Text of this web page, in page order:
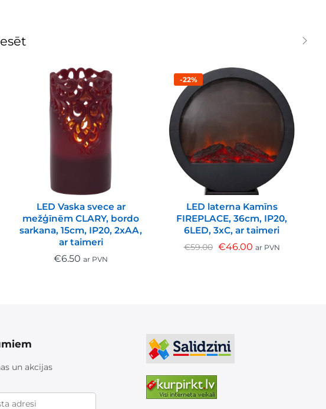
LED Vaska svece ar
mežģīnēm CLARY, bordo
sarkana, 15cm, IP20, 2xAA,
ar taimeri
€6.50 ar PVN
-22%
LED laterna Kamīns
FIREPLACE, 36cm, IP20,
6LED, 3xC, ar taimeri
€59.00 €46.00 ar PVN
un akcijas